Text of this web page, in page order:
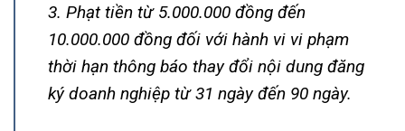
3. Phạt tiền từ 5.000.000 đồng đến
10.000.000 đồng đối với hành vi vi phạm
thời hạn thông báo thay đổi nội dung đăng
ký doanh nghiệp từ 31 ngày đến 90 ngày.